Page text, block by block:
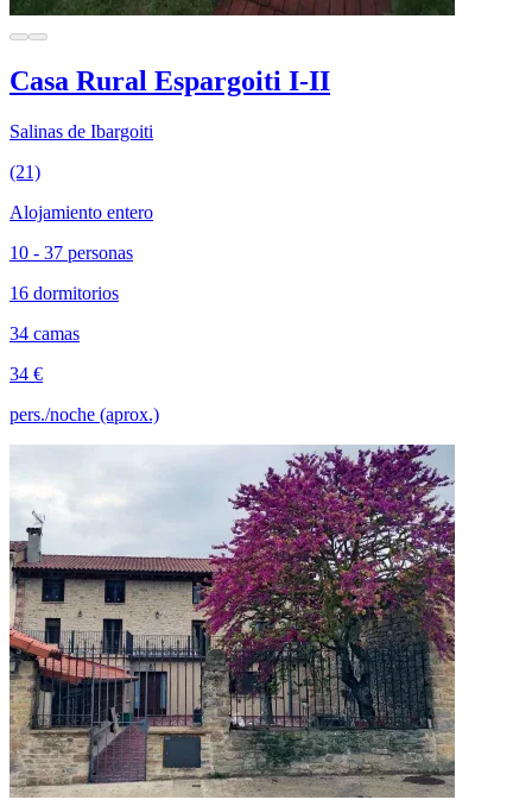
Casa Rural Espargoiti I-II
Salinas de Ibargoiti
(21)
Alojamiento entero
10 - 37 personas
16 dormitorios
34 camas
34 €
pers./noche (aprox.)